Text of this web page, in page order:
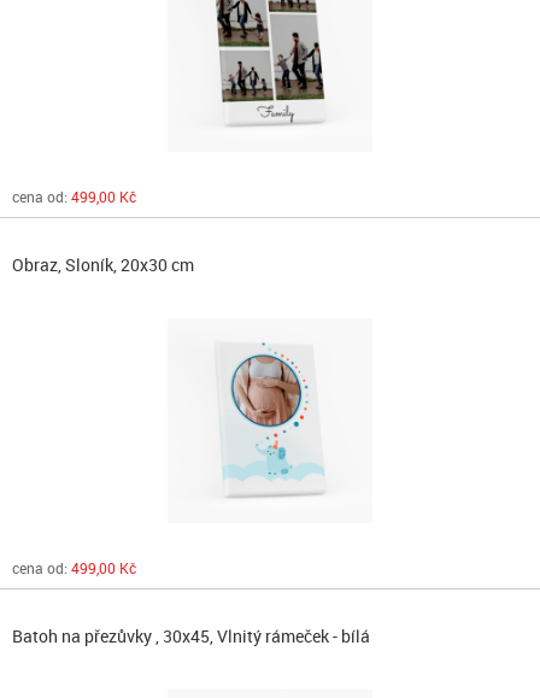
cena od: 499,00 Kč
Obraz, Sloník, 20x30 cm
cena od: 499,00 Kč
Batoh na přezůvky , 30x45, Vlnitý rámeček - bílá